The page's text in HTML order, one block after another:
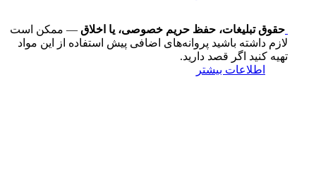
حقوق تبلیغات، حفظ حریم خصوصی، یا اخلاق — ممکن است
لازم داشته باشید پروانه‌های اضافی پیش استفاده از این مواد
تهیه کنید اگر قصد دارید.
اطلاعات بیشتر